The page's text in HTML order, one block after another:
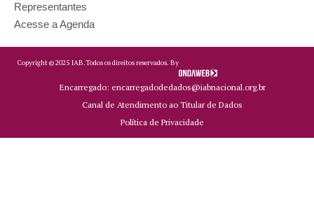
Representantes
Acesse a Agenda
Copyright ©2025 IAB.Todos os direitos reservados. By
Encarregado: encarregadodedados@iabnacional.org.br
Canal de Atendimento ao Titular de Dados
Política de Privacidade